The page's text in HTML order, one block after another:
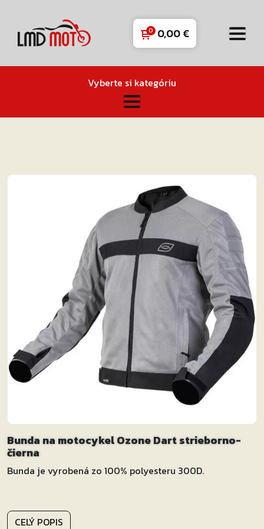
0,00€
Vyberte si kategóriu
Bunda na motocykel Ozone Dart strieborno-
čierna
Bunda je vyrobená zo 100% polyesteru 300D.
CELÝ POPIS